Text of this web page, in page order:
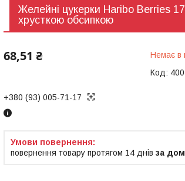
Желейні цукерки Haribo Berries
хрусткою обсипкою
68,51 ₴
Немає в
Код:
+380 (93) 005-71-17
повернення товару протягом 14 днів за